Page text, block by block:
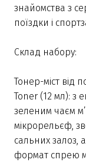
знайомства з
поїздки і
Склад набору:
Тонер-міст від
Toner (12 мл): з
зеленим чаєм
мікрорельєф,
сальних залоз,
формат спрею